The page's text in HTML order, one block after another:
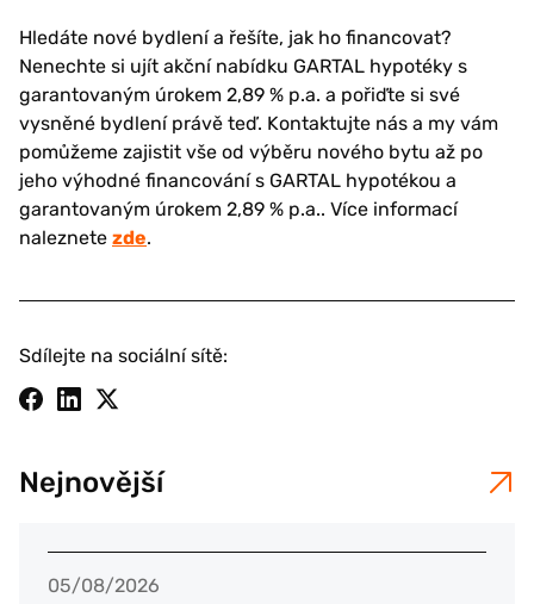
Hledáte nové bydlení a řešíte, jak ho financovat?
Nenechte si ujít akční nabídku GARTAL hypotéky s
garantovaným úrokem 2,89 % p.a. a pořiďte si své
vysněné bydlení právě teď. Kontaktujte nás a my vám
pomůžeme zajistit vše od výběru nového bytu až po
jeho výhodné financování s GARTAL hypotékou a
garantovaným úrokem 2,89 % p.a.. Více informací
naleznete zde.
Sdílejte na sociální sítě:
Nejnovější
05/08/2026